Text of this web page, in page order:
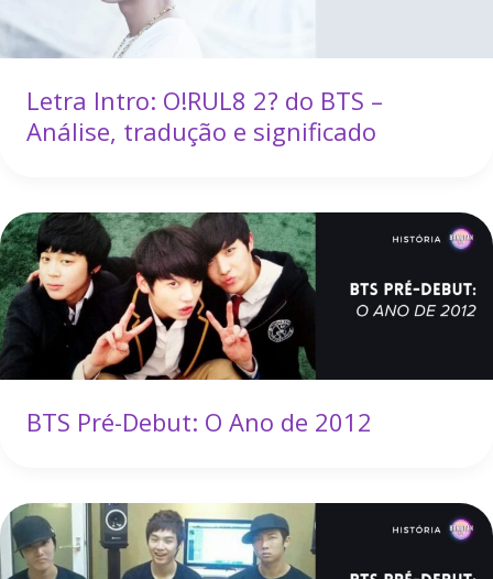
Letra Intro: O!RUL8 2? do BTS –
Análise, tradução e significado
BTS Pré-Debut: O Ano de 2012